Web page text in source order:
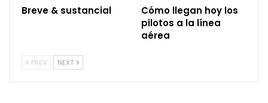
Breve & sustancial
Cómo llegan hoy los
pilotos a la línea
aérea
PREV NEXT